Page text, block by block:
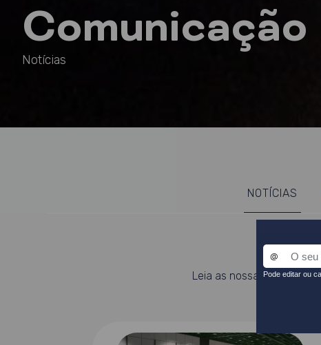
Comunicação
Notícias
NOTÍCIAS
Leia as nossas notícias